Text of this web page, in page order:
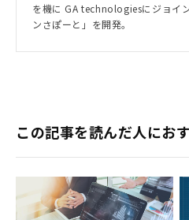
を機に GA technologiesにジョイ
ンさぽーと」を開発。
この記事を読んだ人にお